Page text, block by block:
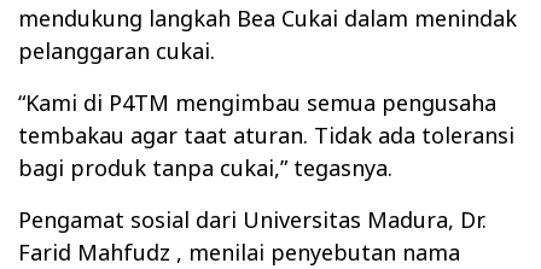
mendukung langkah Bea Cukai dalam menindak
pelanggaran cukai.
“Kami di P4TM mengimbau semua pengusaha
tembakau agar taat aturan. Tidak ada toleransi
bagi produk tanpa cukai,” tegasnya.
Pengamat sosial dari Universitas Madura, Dr.
Farid Mahfudz , menilai penyebutan nama